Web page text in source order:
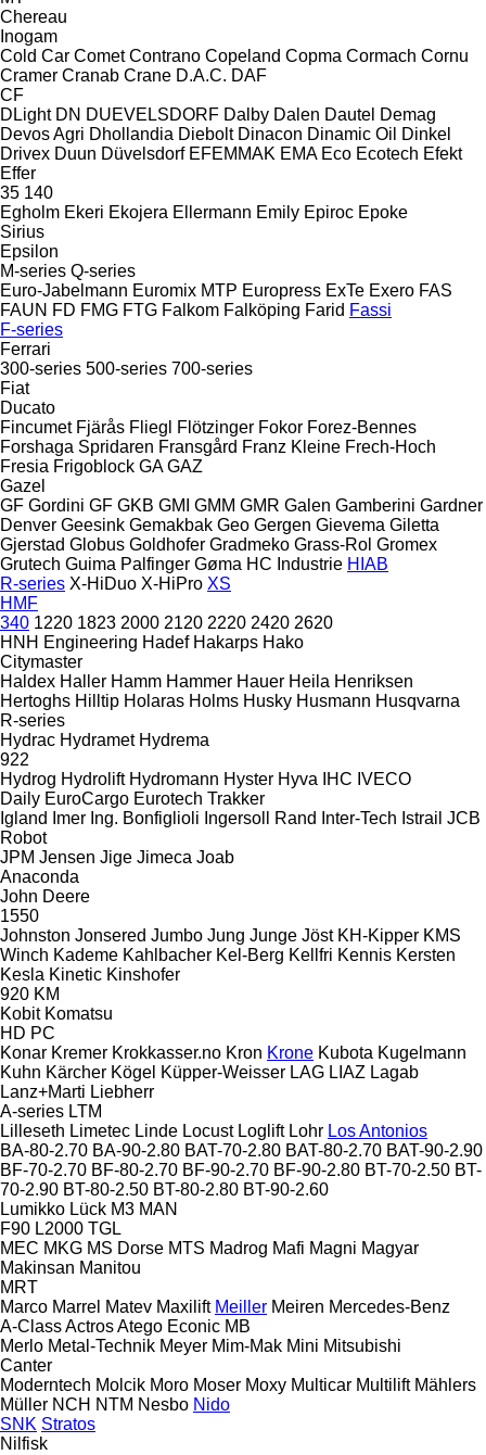
Chereau
Inogam
Cold Car Comet Contrano Copeland Copma Cormach Cornu
Cramer Cranab Crane D.A.C. DAF
CF
DLight DN DUEVELSDORF Dalby Dalen Dautel Demag
Devos Agri Dhollandia Diebolt Dinacon Dinamic Oil
Dinkel
Drivex Duun Düvelsdorf EFEMMAK EMA Eco Ecotech Efekt
Effer
35 140
Egholm Ekeri Ekojera Ellermann Emily Epiroc Epoke
Sirius
Epsilon
M-series Q-series
Euro-Jabelmann Euromix MTP Europress ExTe Exero FAS
FAUN FD FMG FTG Falkom Falköping Farid Fassi
F-series
Ferrari
300-series 500-series 700-series
Fiat
Ducato
Fincumet Fjärås Fliegl Flötzinger Fokor Forez-Bennes
Forshaga Spridaren Fransgård Franz Kleine Frech-Hoch
Fresia Frigoblock GA GAZ
Gazel
GF Gordini GF GKB GMI GMM GMR Galen Gamberini Gardner
Denver Geesink Gemakbak Geo Gergen Gievema Giletta
Gjerstad Globus Goldhofer Gradmeko Grass-Rol Gromex
Grutech Guima Palfinger Gøma HC Industrie HIAB
R-series X-HiDuo X-HiPro XS
HMF
340 1220 1823 2000 2120 2220 2420 2620
HNH Engineering Hadef Hakarps Hako
Citymaster
Haldex Haller Hamm Hammer Hauer Heila Henriksen
Hertoghs Hilltip Holaras Holms Husky Husmann Husqvarna
R-series
Hydrac Hydramet Hydrema
922
Hydrog Hydrolift Hydromann Hyster Hyva IHC IVECO
Daily EuroCargo Eurotech Trakker
Igland
Imer Ing. Bonfiglioli Ingersoll Rand Inter-Tech Istrail JCB
Robot
JPM Jensen Jige Jimeca Joab
Anaconda
John Deere
1550
Johnston Jonsered Jumbo Jung Junge Jöst KH-Kipper KMS
Winch Kademe Kahlbacher Kel-Berg Kellfri Kennis Kersten
Kesla Kinetic Kinshofer
920 KM
Kobit Komatsu
HD PC
Konar Kremer Krokkasser.no Kron Krone Kubota Kugelmann
Kuhn Kärcher Kögel Küpper-Weisser LAG LIAZ Lagab
Lanz+Marti Liebherr
A-series LTM
Lilleseth Limetec Linde Locust Loglift Lohr Los Antonios
BA-80-2.70 BA-90-2.80 BAT-70-2.80 BAT-80-2.70 BAT-90-2.90
BF-70-2.70 BF-80-2.70 BF-90-2.70 BF-90-2.80 BT-70-2.50 BT-
70-2.90 BT-80-2.50 BT-80-2.80 BT-90-2.60
Lumikko Lück M3 MAN
F90 L2000 TGL
MEC MKG MS Dorse MTS Madrog Mafi Magni Magyar
Makinsan Manitou
MRT
Marco Marrel Matev Maxilift Meiller Meiren Mercedes-Benz
A-ClassActrosAtego Econic MB
Merlo Metal-Technik Meyer Mim-Mak Mini Mitsubishi
Canter
Moderntech Molcik Moro Moser Moxy Multicar Multilift Mählers
Müller NCH NTM Nesbo Nido
SNK Stratos
Nilfisk